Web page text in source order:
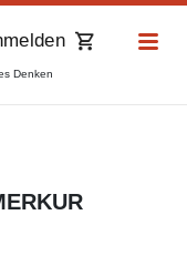
Denken